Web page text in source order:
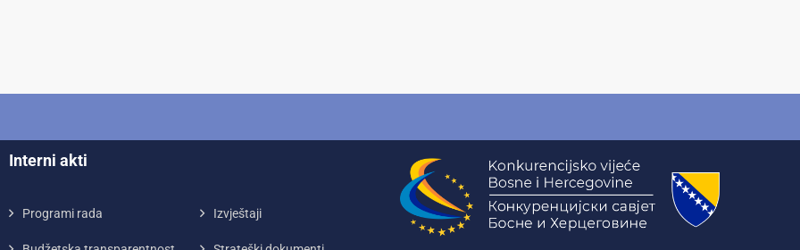
Interni akti
Programi rada Izvještaji